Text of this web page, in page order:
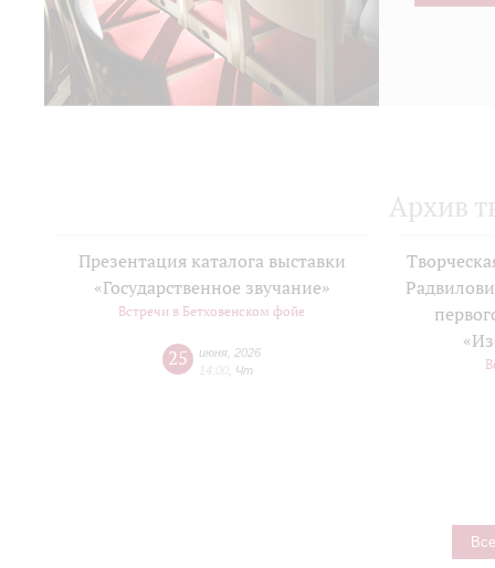
Архив
Презентация каталога выставки
«Государственное звучание»
Встречи в Бетховенском фойе
25 июня 2026
14:00 Чт